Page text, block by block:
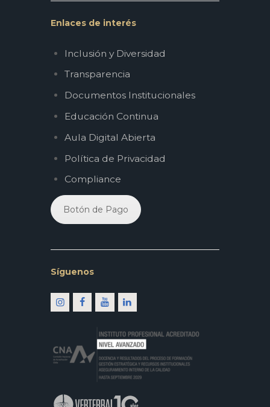
Enlaces de interés
Inclusión y Diversidad
Transparencia
Documentos Institucionales
Educación Continua
Aula Digital Abierta
Política de Privacidad
Compliance
Botón de Pago
Síguenos